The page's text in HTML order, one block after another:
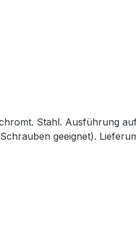
Stahl. Ausführung
geeignet).